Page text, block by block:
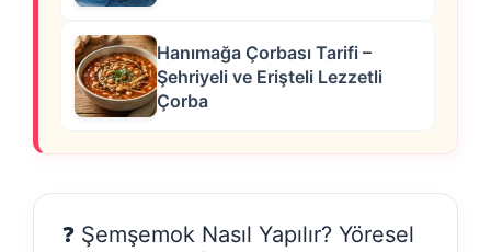
Hanımağa Çorbası Tarifi –
Şehriyeli ve Erişteli Lezzetli
Çorba
❓ Şemşemok Nasıl Yapılır? Yöresel